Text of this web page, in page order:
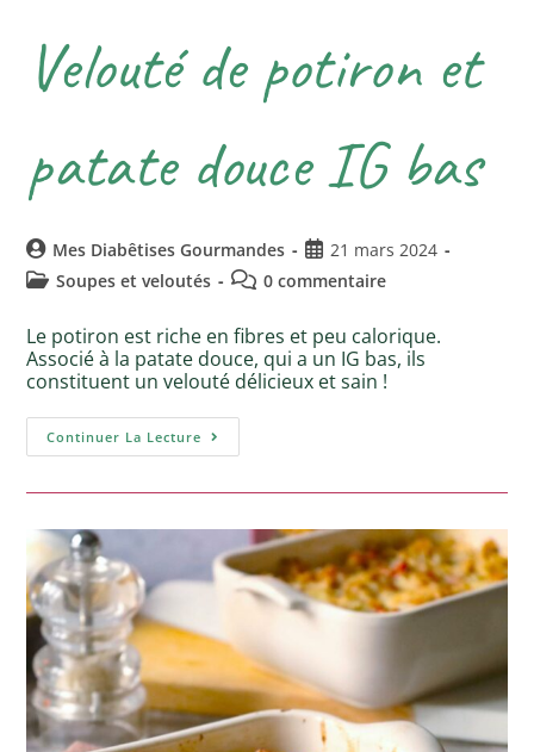
Velouté de potiron et
patate douce IG bas
Mes Diabêtises Gourmandes
21 mars 2024
Soupes et veloutés
0 commentaire
Le potiron est riche en fibres et peu calorique.
Associé à la patate douce, qui a un IG bas, ils
constituent un velouté délicieux et sain !
Continuer La Lecture